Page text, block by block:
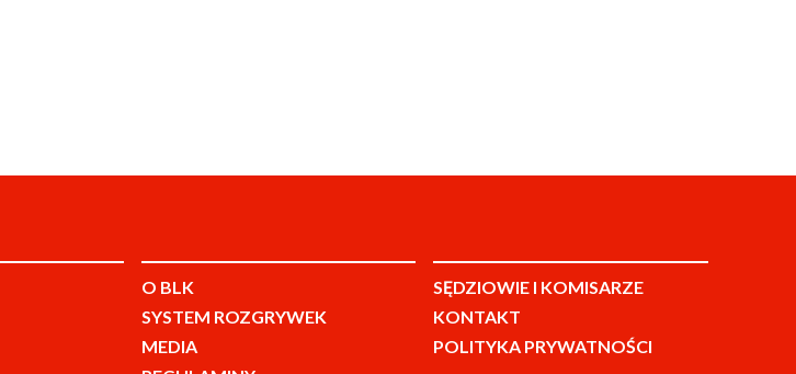
O BLK
SYSTEM ROZGRYWEK
MEDIA
SĘDZIOWIE I KOMISARZE
KONTAKT
POLITYKA PRYWATNOŚCI